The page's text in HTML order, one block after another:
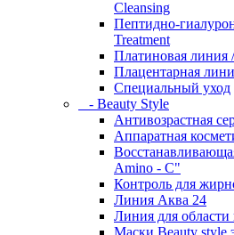
Cleansing
Пептидно-
Treatment
Платиновая линия
Плацентарная
Специальный уход
- Beauty Style
Антивозрастная
Аппаратная
Amino - C"
Контроль для
Линия Аква 24
Линия для области
Маски Beauty style